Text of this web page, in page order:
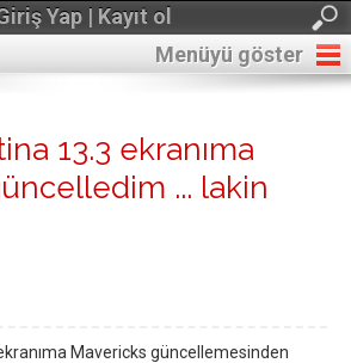
Yap | Kayıt ol
Menüyü göster
13.3 ekranıma
... lakin
Mavericks güncellemesinden